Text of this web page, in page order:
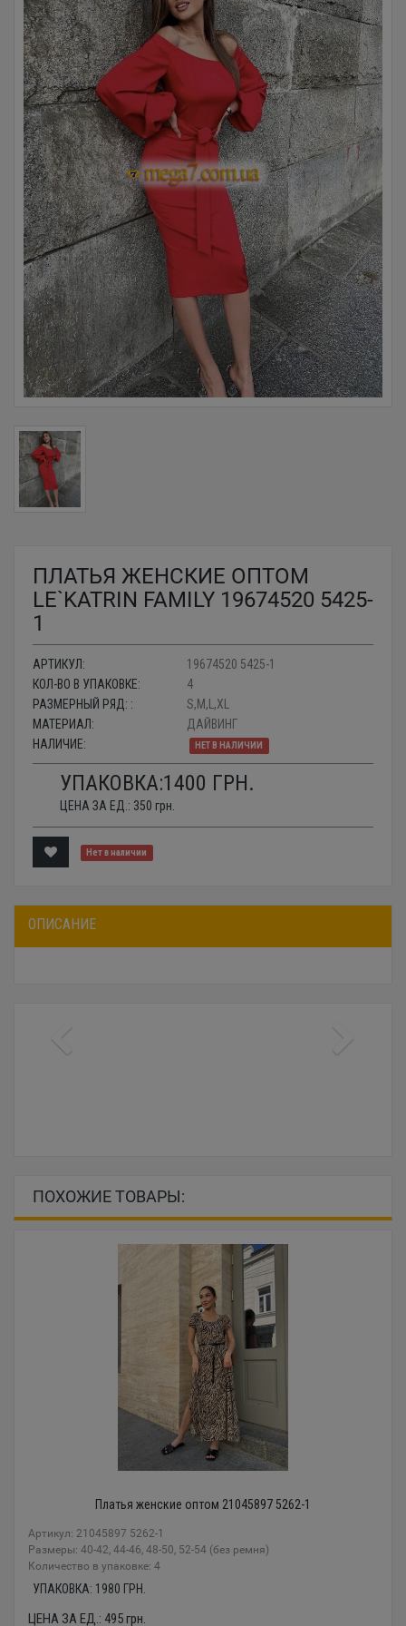
ПЛАТЬЯ ЖЕНСКИЕ ОПТОМ
LE`KATRIN FAMILY 19674520 5425-
1
АРТИКУЛ:
19674520 5425-1
КОЛ-ВО В УПАКОВКЕ:
4
РАЗМЕРНЫЙ РЯД: :
S,M,L,XL
МАТЕРИАЛ:
ДАЙВИНГ
НАЛИЧИЕ:
НЕТ В НАЛИЧИИ
УПАКОВКА:1400 ГРН.
ЦЕНА ЗА ЕД.: 350 грн.
Нет в наличии
ОПИСАНИЕ
ПОХОЖИЕ ТОВАРЫ:
Платья женские оптом 21045897 5262-1
Артикул: 21045897 5262-1
Размеры: 40-42, 44-46, 48-50, 52-54 (без ремня)
Количество в упаковке: 4
УПАКОВКА: 1980 ГРН.
ЦЕНА ЗА ЕД.: 495грн.